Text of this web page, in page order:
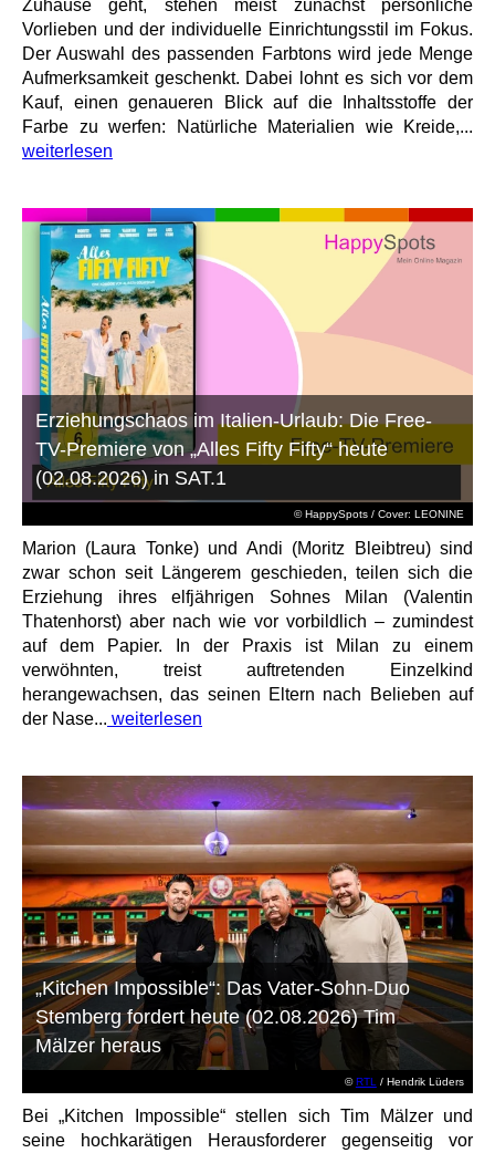
Zuhause geht, stehen meist zunächst persönliche
Vorlieben und der individuelle Einrichtungsstil im Fokus.
Der Auswahl des passenden Farbtons wird jede Menge
Aufmerksamkeit geschenkt. Dabei lohnt es sich vor dem
Kauf, einen genaueren Blick auf die Inhaltsstoffe der
Farbe zu werfen: Natürliche Materialien wie Kreide,...
weiterlesen
© HappySpots / Cover: LEONINE
Erziehungschaos im Italien-Urlaub: Die Free-
TV-Premiere von „Alles Fifty Fifty“ heute
(02.08.2026) in SAT.1
Marion (Laura Tonke) und Andi (Moritz Bleibtreu) sind
zwar schon seit Längerem geschieden, teilen sich die
Erziehung ihres elfjährigen Sohnes Milan (Valentin
Thatenhorst) aber nach wie vor vorbildlich – zumindest
auf dem Papier. In der Praxis ist Milan zu einem
verwöhnten, treist auftretenden Einzelkind
herangewachsen, das seinen Eltern nach Belieben auf
der Nase... weiterlesen
©RTL / Hendrik Lüders
„Kitchen Impossible“: Das Vater-Sohn-Duo
Stemberg fordert heute (02.08.2026) Tim
Mälzer heraus
Bei „Kitchen Impossible“ stellen sich Tim Mälzer und
seine hochkarätigen Herausforderer gegenseitig vor